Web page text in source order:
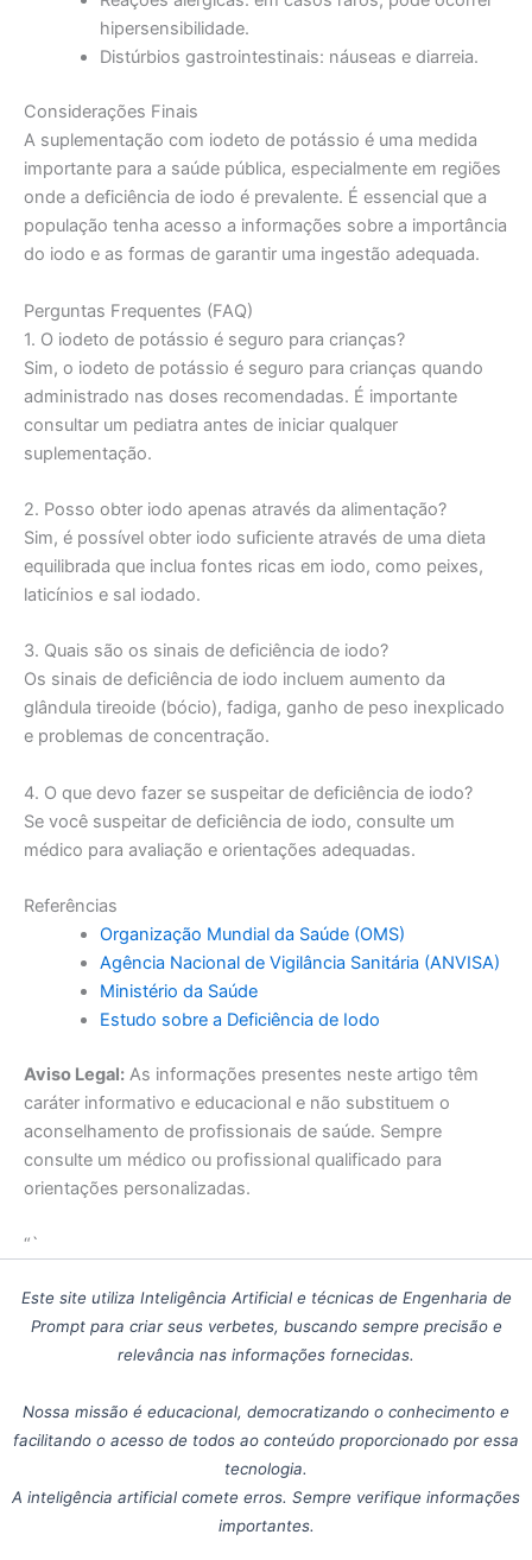
hipersensibilidade.
Distúrbios gastrointestinais: náuseas e diarreia.
Considerações Finais
A suplementação com iodeto de potássio é uma medida
importante para a saúde pública, especialmente em regiões
onde a deficiência de iodo é prevalente. É essencial que a
população tenha acesso a informações sobre a importância
do iodo e as formas de garantir uma ingestão adequada.
Perguntas Frequentes (FAQ)
1. O iodeto de potássio é seguro para crianças?
Sim, o iodeto de potássio é seguro para crianças quando
administrado nas doses recomendadas. É importante
consultar um pediatra antes de iniciar qualquer
suplementação.
2. Posso obter iodo apenas através da alimentação?
Sim, é possível obter iodo suficiente através de uma dieta
equilibrada que inclua fontes ricas em iodo, como peixes,
laticínios e sal iodado.
3. Quais são os sinais de deficiência de iodo?
Os sinais de deficiência de iodo incluem aumento da
glândula tireoide (bócio), fadiga, ganho de peso inexplicado
e problemas de concentração.
4. O que devo fazer se suspeitar de deficiência de iodo?
Se você suspeitar de deficiência de iodo, consulte um
médico para avaliação e orientações adequadas.
Referências
Organização Mundial da Saúde (OMS)
Agência Nacional de Vigilância Sanitária (ANVISA)
Ministério da Saúde
Estudo sobre a Deficiência de Iodo
Aviso Legal: As informações presentes neste artigo têm
caráter informativo e educacional e não substituem o
aconselhamento de profissionais de saúde. Sempre
consulte um médico ou profissional qualificado para
orientações personalizadas.
“`
Este site utiliza Inteligência Artificial e técnicas de Engenharia de
Prompt para criar seus verbetes, buscando sempre precisão e
relevância nas informações fornecidas.
Nossa missão é educacional, democratizando o conhecimento e
facilitando o acesso de todos ao conteúdo proporcionado por essa
tecnologia.
A inteligência artificial comete erros. Sempre verifique informações
importantes.